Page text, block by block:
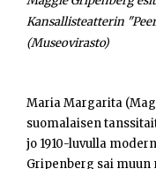
Kansallisteatterin
(Museovirasto)
Maria Margarita
suomalaisen
jo 1910-luvulla
Gripenberg sai muun